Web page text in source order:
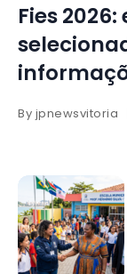
Fies
By jpnewsvitoria